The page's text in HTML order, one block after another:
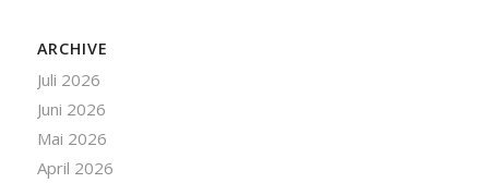
ARCHIVE
Juli 2026
Juni 2026
Mai 2026
April 2026